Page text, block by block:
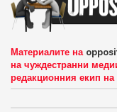
Материалите на
на чуждестранни
редакционния екип на